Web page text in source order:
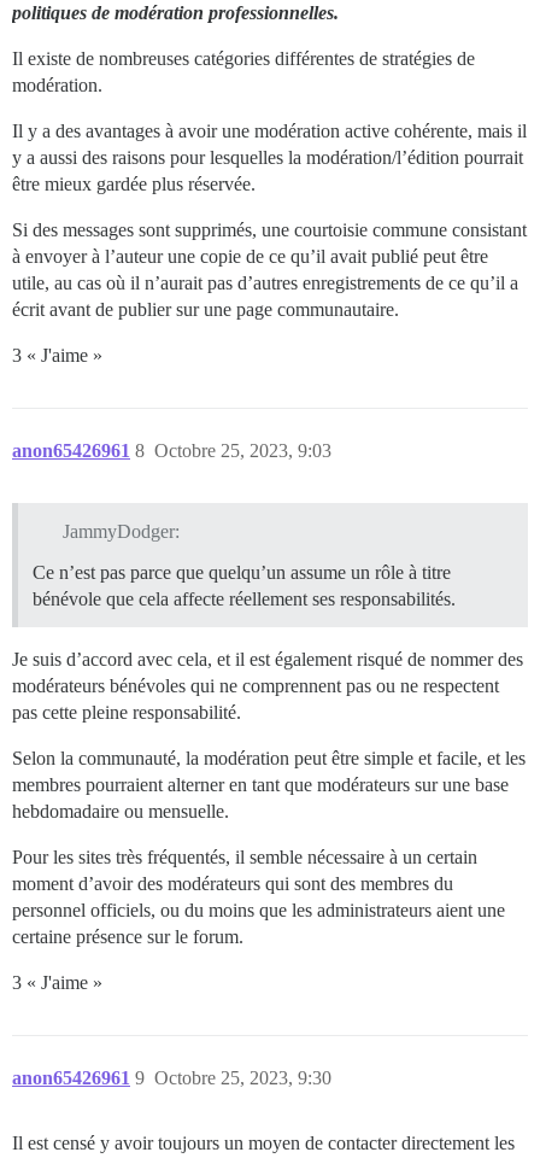
politiques de modération professionnelles.
Il existe de nombreuses catégories différentes de stratégies de
modération.
Il y a des avantages à avoir une modération active cohérente, mais il
y a aussi des raisons pour lesquelles la modération/l’édition pourrait
être mieux gardée plus réservée.
Si des messages sont supprimés, une courtoisie commune consistant
à envoyer à l’auteur une copie de ce qu’il avait publié peut être
utile, au cas où il n’aurait pas d’autres enregistrements de ce qu’il a
écrit avant de publier sur une page communautaire.
3 « J'aime »
anon65426961 Octobre 25, 2023, 9:03
8
JammyDodger:
Ce n’est pas parce que quelqu’un assume un rôle à titre
bénévole que cela affecte réellement ses responsabilités.
Je suis d’accord avec cela, et il est également risqué de nommer des
modérateurs bénévoles qui ne comprennent pas ou ne respectent
pas cette pleine responsabilité.
Selon la communauté, la modération peut être simple et facile, et les
membres pourraient alterner en tant que modérateurs sur une base
hebdomadaire ou mensuelle.
Pour les sites très fréquentés, il semble nécessaire à un certain
moment d’avoir des modérateurs qui sont des membres du
personnel officiels, ou du moins que les administrateurs aient une
certaine présence sur le forum.
3 « J'aime »
anon65426961 Octobre 25, 2023, 9:30
9
Il est censé y avoir toujours un moyen de contacter directement les